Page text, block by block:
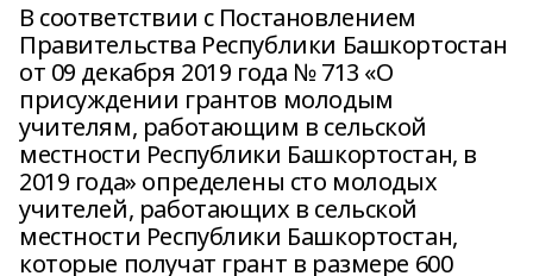
В соответствии с Постановлением
Правительства Республики Башкортостан
от 09 декабря 2019 года № 713 «О
присуждении грантов молодым
учителям, работающим в сельской
местности Республики Башкортостан, в
2019 года» определены сто молодых
учителей, работающих в сельской
местности Республики Башкортостан,
которые получат грант в размере 600